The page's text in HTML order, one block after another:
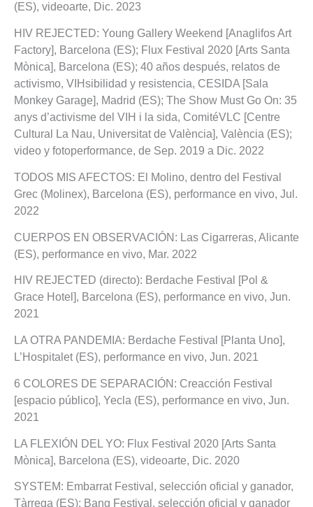
(ES), videoarte, Dic. 2023
HIV REJECTED: Young Gallery Weekend [Anaglifos Art
Factory], Barcelona (ES); Flux Festival 2020 [Arts Santa
Mònica], Barcelona (ES); 40 años después, relatos de
activismo, VIHsibilidad y resistencia, CESIDA [Sala
Monkey Garage], Madrid (ES); The Show Must Go On: 35
anys d’activisme del VIH i la sida, ComitéVLC [Centre
Cultural La Nau, Universitat de València], València (ES);
video y fotoperformance, de Sep. 2019 a Dic. 2022
TODOS MIS AFECTOS: El Molino, dentro del Festival
Grec (Molinex), Barcelona (ES), performance en vivo, Jul.
2022
CUERPOS EN OBSERVACIÓN: Las Cigarreras, Alicante
(ES), performance en vivo, Mar. 2022
HIV REJECTED (directo): Berdache Festival [Pol &
Grace Hotel], Barcelona (ES), performance en vivo, Jun.
2021
LA OTRA PANDEMIA: Berdache Festival [Planta Uno],
L’Hospitalet (ES), performance en vivo, Jun. 2021
6 COLORES DE SEPARACIÓN: Creacción Festival
[espacio público], Yecla (ES), performance en vivo, Jun.
2021
LA FLEXIÓN DEL YO: Flux Festival 2020 [Arts Santa
Mònica], Barcelona (ES), videoarte, Dic. 2020
SYSTEM: Embarrat Festival, selección oficial y ganador,
Tàrrega (ES); Bang Festival, selección oficial y ganador